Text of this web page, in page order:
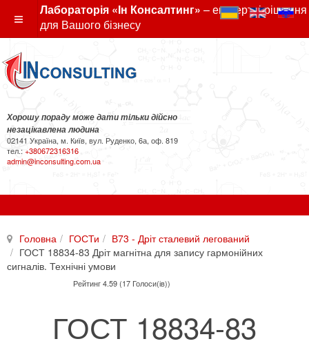
Лабораторія «Ін Консалтинг» – експертні рішення
для Вашого бізнесу
Хорошу пораду може дати тільки дійсно
незацікавлена людина
02141 Україна, м. Київ, вул. Руденко, 6а, оф. 819
тел.: +380672316316
admin@inconsulting.com.ua
Головна ГОСТи
В73 - Дріт сталевий легований
ГОСТ 18834-83 Дріт магнітна для запису гармонійних
сигналів. Технічні умови
Рейтинг 4.59 (17 Голоси(ів))
ГОСТ 18834-83